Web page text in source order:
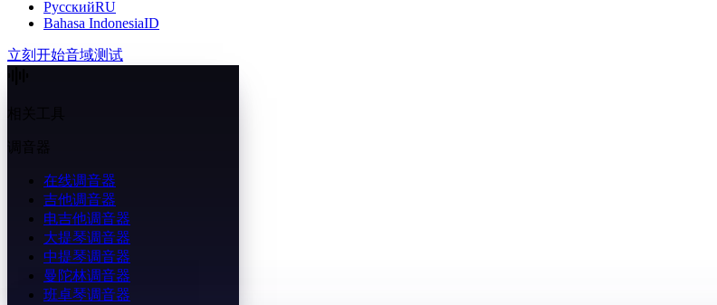
РусскийRU
Bahasa IndonesiaID
立刻开始音域测试
调音器
在线调音器
吉他调音器
电吉他调音器
大提琴调音器
中提琴调音器
曼陀林调音器
班卓琴调音器